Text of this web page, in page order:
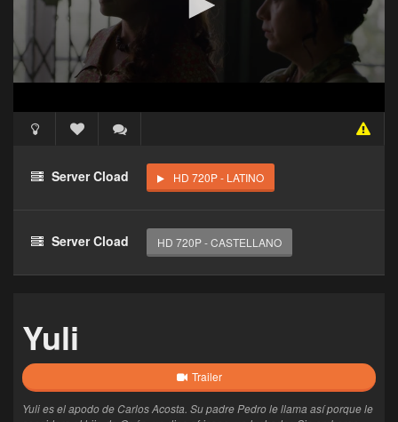
Haz clic 3 veces en el botón para desbloquear este
reproductor
Clic 1 - Abrir primer enlace
Server Cload HD 720P - LATINO
Server Cload HD 720P - CASTELLANO
Yuli
Trailer
Yuli es el apodo de Carlos Acosta. Su padre Pedro le llama así porque le